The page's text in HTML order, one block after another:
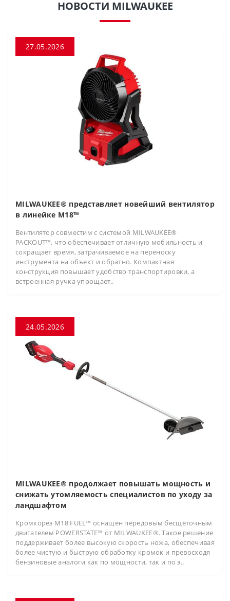
НОВОСТИ MILWAUKEE
27.05.2026
MILWAUKEE® представляет новейший вентилятор
в линейке M18™
Вентилятор совместим с системой MILWAUKEE®
PACKOUT™, что обеспечивает отличную мобильность и
сокращает время, затрачиваемое на переноску
инструмента на объект и обратно. Компактная
конструкция повышает удобство транспортировки, а
встроенная ручка упрощает..
24.05.2026
MILWAUKEE® продолжает повышать мощность и
снижать утомляемость специалистов по уходу за
ландшафтом
Кромкорез M18 FUEL™ оснащён передовым бесщёточным
двигателем POWERSTATE™ от MILWAUKEE®. Такое решение
поддерживает более высокую скорость ножа, обеспечивая
более чистую и быструю обработку кромок и превосходя
бензиновые аналоги как по мощности, так и по э..